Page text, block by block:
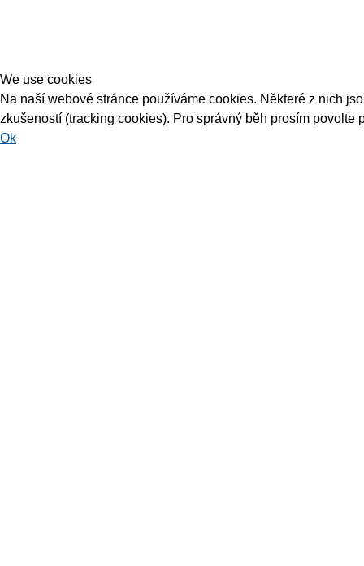
We use cookies
Na naší webové stránce používáme cookies. Některé z nich
zkušeností (tracking cookies). Pro správný běh prosím povolte
Ok